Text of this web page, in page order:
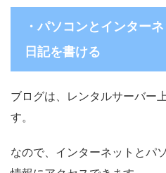
・パソコンとインター
日記を書ける
ブログは、レンタルサーバー
す。
なので、インターネットとパ